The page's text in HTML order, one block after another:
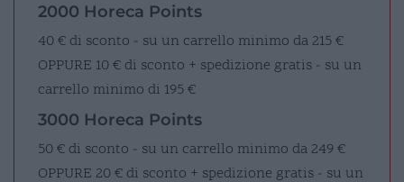
2000 Horeca Points
40 € di sconto - su un carrello minimo da 215 €
OPPURE 10 € di sconto + spedizione gratis - su un
carrello minimo di 195 €
3000 Horeca Points
50 € di sconto - su un carrello minimo da 249 €
OPPURE 20 € di sconto + spedizione gratis - su un